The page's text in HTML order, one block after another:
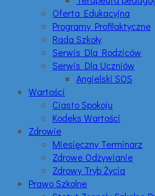
Oferta Edukacyjna
Programy Profilaktyczne
Rada Szkoły
Serwis Dla Rodziców
Serwis Dla Uczniów
Angielski SOS
Wartości
Ciasto Spokoju
Kodeks Wartości
Zdrowie
Miesięczny Terminarz
Zdrowe Odżywianie
Zdrowy Tryb Życia
Prawo Szkolne